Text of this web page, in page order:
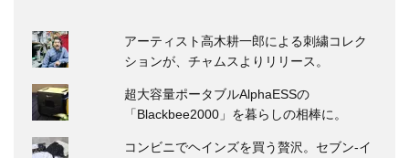
アーティスト高木耕一郎による刺繍コレク
ションが、チャムスよりリリース。
超大容量ポータブルAlphaESSの
「Blackbee2000」を暮らしの相棒に。
コンビニでヘインズを買う贅沢。セブン‐イ